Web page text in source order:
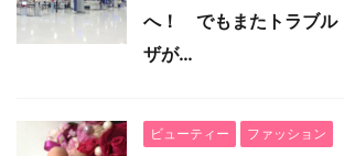
へ！ でもまたトラブル
ザが…
ビューティー ファッション